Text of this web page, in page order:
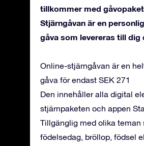
tillkommer med
Stjärngåvan är en
gåva som levereras till dig
Online-stjärngåvan är en
gåva för endast SEK 271
Den innehåller alla digital
stjärnpaketen och appen
Tillgänglig med olika teman
födelsedag, bröllop, födsel